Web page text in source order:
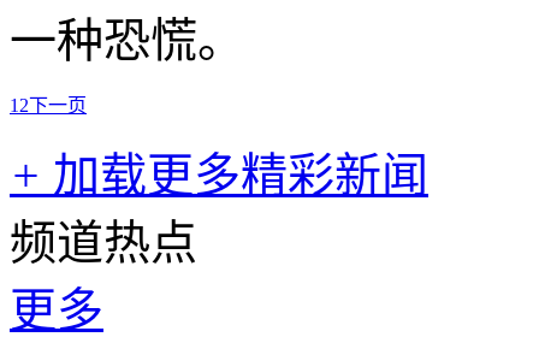
一种恐慌。
1 2下一页
+ 加载更多精彩新闻
频道热点
更多